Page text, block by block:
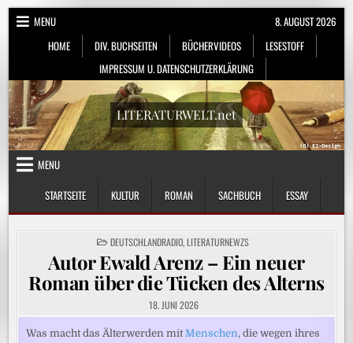
Skip
MENU
HOME
DIV. BUCHSEITEN BÜCHERVIDEOS
LESESTOFF
IMPRESSUM U. DATENSCHUTZERKLÄRUNG
8. AUGUST 2026
LITERATURWELT.net
MENU
STARTSEITE
KULTUR ROMAN SACHBUCH ESSAY
POSTED
IN
DEUTSCHLANDRADIO,LITERATURNEWZS
Autor Ewald Arenz – Ein neuer
Roman über die Tücken des Alterns
18. JUNI 2026
Was macht das Älterwerden mit Menschen, die wegen ihres